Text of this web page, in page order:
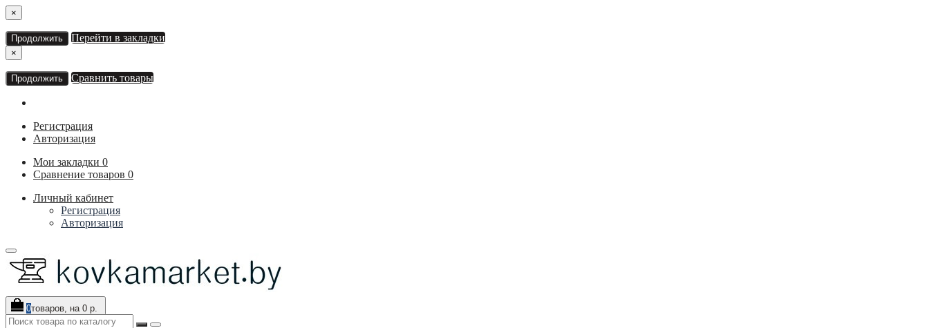
×
Продолжить Перейти в закладки
×
Продолжить Сравнить товары
Регистрация
Авторизация
Мои закладки 0
Сравнение товаров 0
Личный кабинет
Регистрация
Авторизация
0товаров, на 0 р.